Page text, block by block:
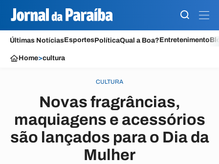
Últimas NotíciasEsportesPolíticaQual a Boa?Entretenimento
Home>cultura
CULTURA
Novas fragrâncias,
maquiagens e acessórios
são lançados para o Dia da
Mulher